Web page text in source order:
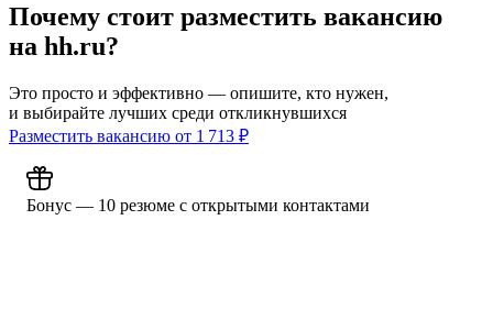
Почему стоит разместить вакансию
на hh.ru?
Это просто и эффективно — опишите, кто нужен,
и выбирайте лучших среди откликнувшихся
Разместить вакансию от 1 713 ₽
Бонус — 10 резюме с открытыми контактами